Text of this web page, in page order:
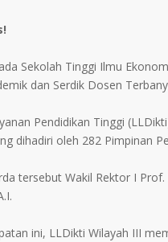
Sekolah Tinggi Ilmu
dan Serdik Dosen
Pendidikan Tinggi
dihadiri oleh 282 Pimpinan
tersebut Wakil Rektor I
ini, LLDikti Wilayah III